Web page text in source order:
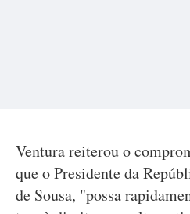
Ventura reiterou o
que o Presidente da
de Sousa, "possa